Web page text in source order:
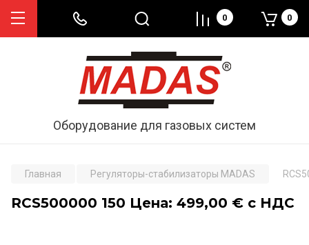
Оборудование для газовых систем
0 0
Главная Регуляторы-стабилизаторы MADAS
RCS500000 150 Цена: 499,00 € с НДС